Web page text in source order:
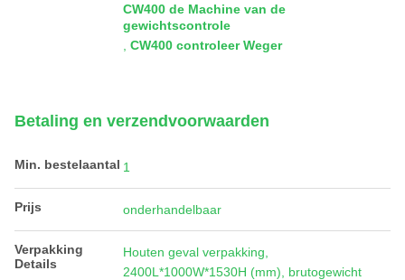
CW400 de Machine van de
gewichtscontrole
CW400 controleer Weger
Betaling en verzendvoorwaarden
Min. bestelaantal 1
Prijs onderhandelbaar
Verpakking
Details
Houten geval verpakking,
2400L*1000W*1530H (mm), brutogewicht